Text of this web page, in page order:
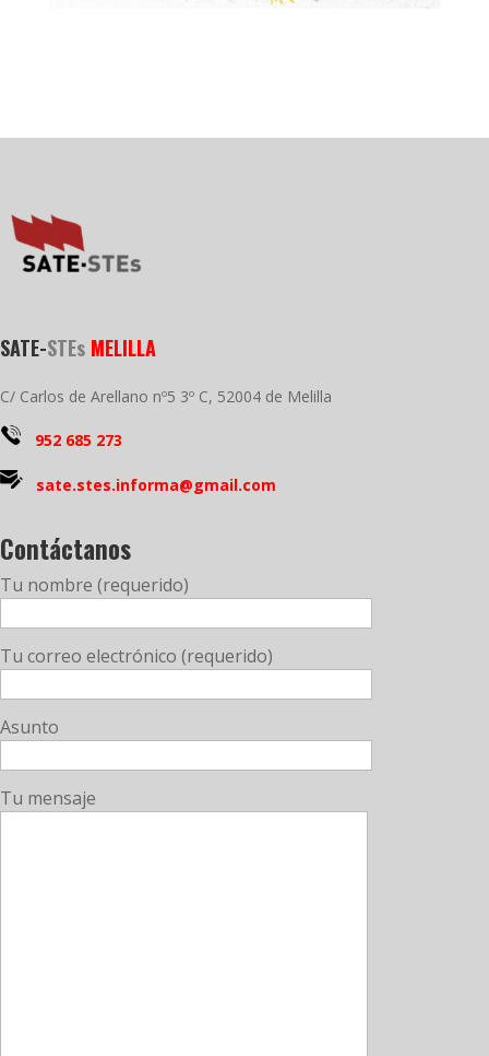
SATE-STEs MELILLA
C/ Carlos de Arellano nº5 3º C, 52004 de Melilla
952 685 273
sate.stes.informa@gmail.com
Contáctanos
Tu nombre (requerido)
Tu correo electrónico (requerido)
Asunto
Tu mensaje